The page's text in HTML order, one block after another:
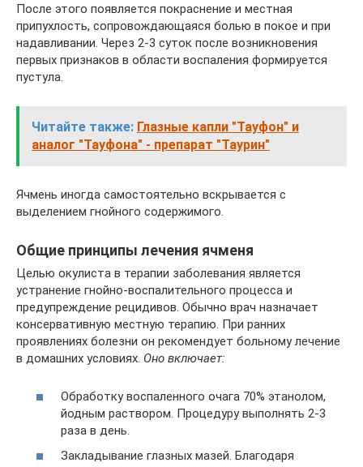
После этого появляется покраснение и местная
припухлость, сопровождающаяся болью в покое и при
надавливании. Через 2-3 суток после возникновения
первых признаков в области воспаления формируется
пустула.
Читайте также: Глазные капли "Тауфон" и
аналог "Тауфона" - препарат "Таурин"
Ячмень иногда самостоятельно вскрывается с
выделением гнойного содержимого.
Общие принципы лечения ячменя
Целью окулиста в терапии заболевания является
устранение гнойно-воспалительного процесса и
предупреждение рецидивов. Обычно врач назначает
консервативную местную терапию. При ранних
проявлениях болезни он рекомендует больному лечение
в домашних условиях. Оно включает:
Обработку воспаленного очага 70% этанолом,
йодным раствором. Процедуру выполнять 2-3
раза в день.
Закладывание глазных мазей. Благодаря